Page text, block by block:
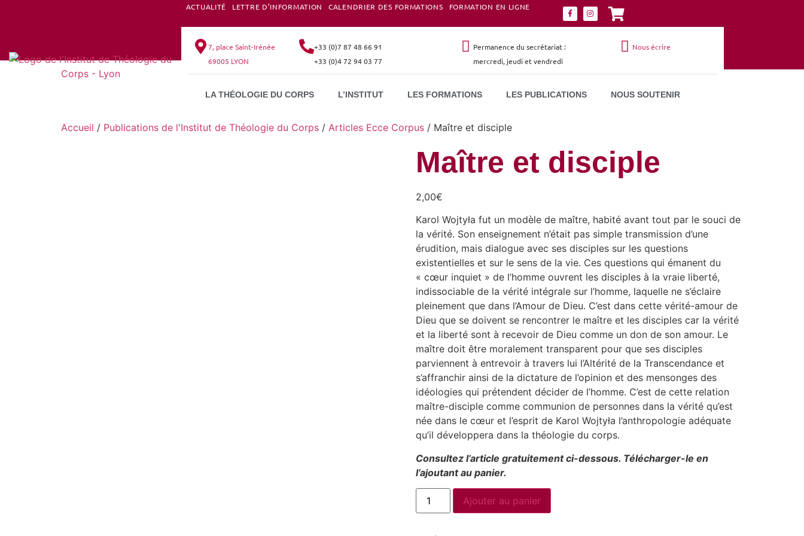
ACTUALITÉ LETTRE D’INFORMATION CALENDRIER DES FORMATIONS FORMATION EN LIGNE
ALUMNI
7, place Saint-Irénée
69005 LYON
+33 (0)7 87 48 66 91
+33 (0)4 72 94 03 77
Permanence du secrétariat :
mercredi, jeudi et vendredi
Nous écrire
LA THÉOLOGIE DU CORPS L’INSTITUT LES FORMATIONS LES PUBLICATIONS NOUS SOUTENIR
Accueil / Publications de l'Institut de Théologie du Corps / Articles Ecce Corpus / Maître et disciple
Maître et disciple
2,00€
Karol Wojtyła fut un modèle de maître, habité avant tout par le souci de
la vérité. Son enseignement n’était pas simple transmission d’une
érudition, mais dialogue avec ses disciples sur les questions
existentielles et sur le sens de la vie. Ces questions qui émanent du
« cœur inquiet » de l’homme ouvrent les disciples à la vraie liberté,
indissociable de la vérité intégrale sur l’homme, laquelle ne s’éclaire
pleinement que dans l’Amour de Dieu. C’est dans cette vérité-amour de
Dieu que se doivent se rencontrer le maître et les disciples car la vérité
et la liberté sont à recevoir de Dieu comme un don de son amour. Le
maître doit être moralement transparent pour que ses disciples
parviennent à entrevoir à travers lui l’Altérité de la Transcendance et
s’affranchir ainsi de la dictature de l’opinion et des mensonges des
idéologies qui prétendent décider de l’homme. C’est de cette relation
maître-disciple comme communion de personnes dans la vérité qu’est
née dans le cœur et l’esprit de Karol Wojtyła l’anthropologie adéquate
qu’il développera dans la théologie du corps.
Consultez l’article gratuitement ci-dessous. Télécharger-le en
l’ajoutant au panier.
Ajouter au panier